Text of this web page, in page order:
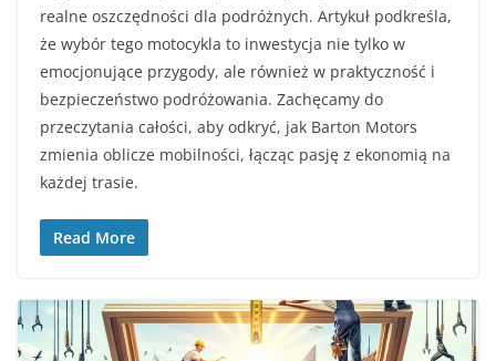
realne oszczędności dla podróżnych. Artykuł podkreśla,
że wybór tego motocykla to inwestycja nie tylko w
emocjonujące przygody, ale również w praktyczność i
bezpieczeństwo podróżowania. Zachęcamy do
przeczytania całości, aby odkryć, jak Barton Motors
zmienia oblicze mobilności, łącząc pasję z ekonomią na
każdej trasie.
Read More